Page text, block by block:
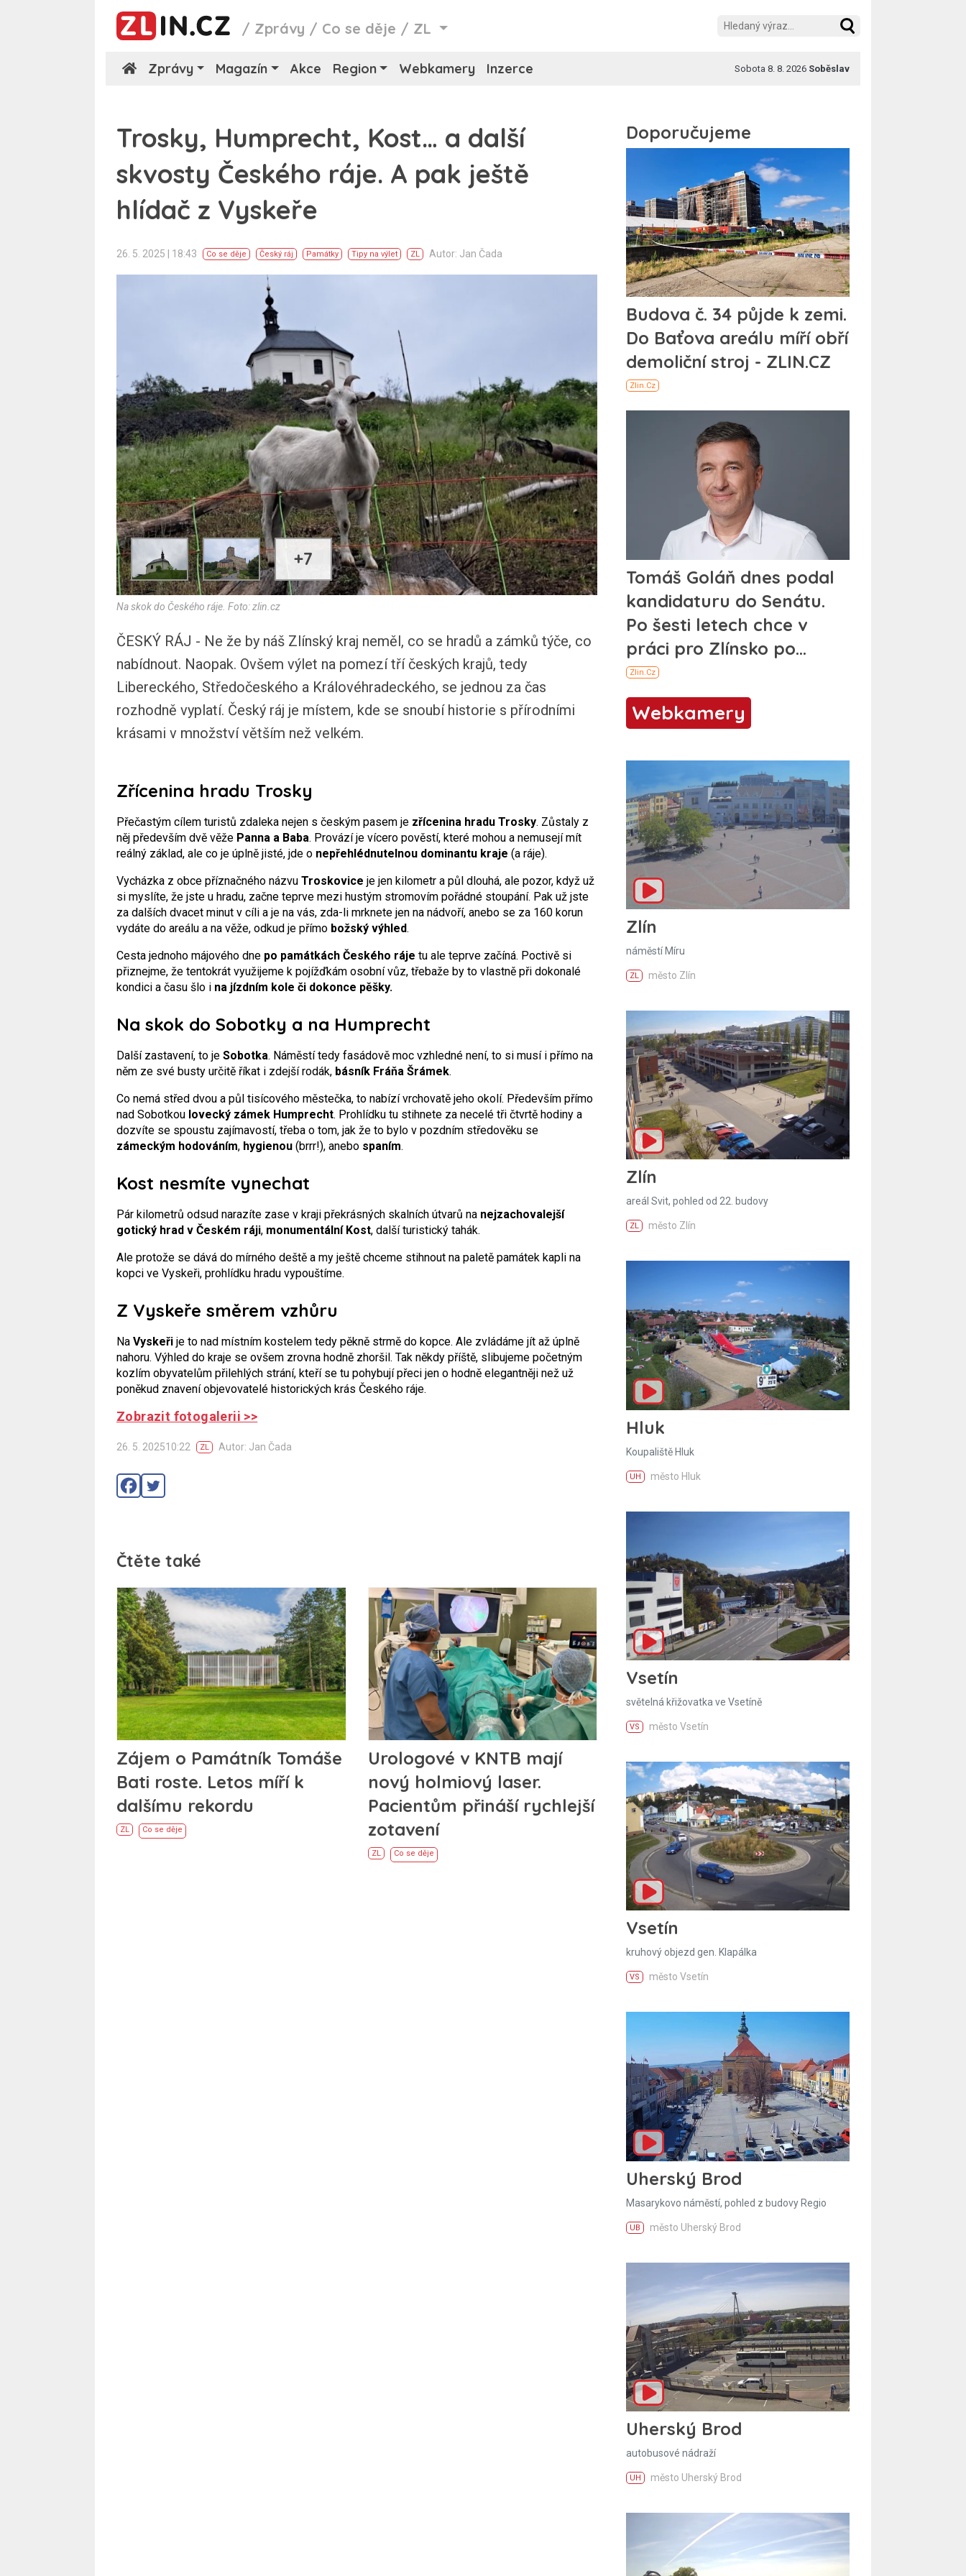
/ Zprávy / Co se děje / ZL
Zprávy Magazín Akce Region Webkamery Inzerce Sobota 8. 8. 2026 Soběslav
Trosky, Humprecht, Kost… a další
skvosty Českého ráje. A pak ještě
hlídač z Vyskeře
26. 5. 2025 | 18:43 Co se děje Český ráj Památky Tipy na výlet ZL Autor: Jan Čada
+7
Na skok do Českého ráje. Foto: zlin.cz
ČESKÝ RÁJ - Ne že by náš Zlínský kraj neměl, co se hradů a zámků týče, co
nabídnout. Naopak. Ovšem výlet na pomezí tří českých krajů, tedy
Libereckého, Středočeského a Královéhradeckého, se jednou za čas
rozhodně vyplatí. Český ráj je místem, kde se snoubí historie s přírodními
krásami v množství větším než velkém.
Zřícenina hradu Trosky
Přečastým cílem turistů zdaleka nejen s českým pasem je zřícenina hradu Trosky. Zůstaly z
něj především dvě věže Panna a Baba. Provází je vícero pověstí, které mohou a nemusejí mít
reálný základ, ale co je úplně jisté, jde o nepřehlédnutelnou dominantu kraje (a ráje).
Vycházka z obce příznačného názvu Troskovice je jen kilometr a půl dlouhá, ale pozor, když už
si myslíte, že jste u hradu, začne teprve mezi hustým stromovím pořádné stoupání. Pak už jste
za dalších dvacet minut v cíli a je na vás, zda-li mrknete jen na nádvoří, anebo se za 160 korun
vydáte do areálu a na věže, odkud je přímo božský výhled.
Cesta jednoho májového dne po památkách Českého ráje tu ale teprve začíná. Poctivě si
přiznejme, že tentokrát využijeme k pojížďkám osobní vůz, třebaže by to vlastně při dokonalé
kondici a času šlo i na jízdním kole či dokonce pěšky.
Na skok do Sobotky a na Humprecht
Další zastavení, to je Sobotka. Náměstí tedy fasádově moc vzhledné není, to si musí i přímo na
něm ze své busty určitě říkat i zdejší rodák, básník Fráňa Šrámek.
Co nemá střed dvou a půl tisícového městečka, to nabízí vrchovatě jeho okolí. Především přímo
nad Sobotkou lovecký zámek Humprecht. Prohlídku tu stihnete za necelé tři čtvrtě hodiny a
dozvíte se spoustu zajímavostí, třeba o tom, jak že to bylo v pozdním středověku se
zámeckým hodováním, hygienou (brrr!), anebo spaním.
Kost nesmíte vynechat
Pár kilometrů odsud narazíte zase v kraji překrásných skalních útvarů na nejzachovalejší
gotický hrad v Českém ráji, monumentální Kost, další turistický tahák.
Ale protože se dává do mírného deště a my ještě chceme stihnout na paletě památek kapli na
kopci ve Vyskeři, prohlídku hradu vypouštíme.
Z Vyskeře směrem vzhůru
Na Vyskeři je to nad místním kostelem tedy pěkně strmě do kopce. Ale zvládáme jít až úplně
nahoru. Výhled do kraje se ovšem zrovna hodně zhoršil. Tak někdy příště, slibujeme početným
kozlím obyvatelům přilehlých strání, kteří se tu pohybují přeci jen o hodně elegantněji než už
poněkud znavení objevovatelé historických krás Českého ráje.
Zobrazit fotogalerii >>
26. 5. 202510:22 ZL Autor: Jan Čada
Čtěte také
Zájem o Památník Tomáše
Bati roste. Letos míří k
dalšímu rekordu
ZL Co se děje
Urologové v KNTB mají
nový holmiový laser.
Pacientům přináší rychlejší
zotavení
ZL Co se děje
Webkamery
Zlín
náměstí Míru
ZL město Zlín
Zlín
areál Svit, pohled od 22. budovy
ZL město Zlín
Hluk
Koupaliště Hluk
UH město Hluk
Vsetín
světelná křižovatka ve Vsetíně
VS město Vsetín
Vsetín
kruhový objezd gen. Klapálka
VS město Vsetín
Uherský Brod
Masarykovo náměstí, pohled z budovy Regio
UB město Uherský Brod
Uherský Brod
autobusové nádraží
UH město Uherský Brod